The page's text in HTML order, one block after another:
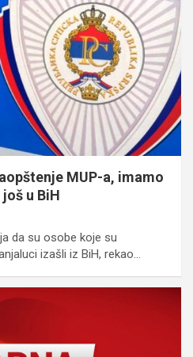
MUP-a, imamo
u BiH
da su osobe koje su
izašli iz BiH, rekao…